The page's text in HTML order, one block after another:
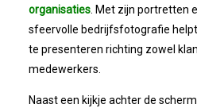
organisaties. Met zijn portretten
sfeervolle bedrijfsfotografie
te presenteren richting zowel
medewerkers.
Naast een kijkje achter de